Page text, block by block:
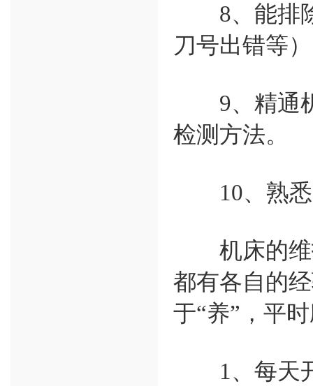
8、能排除
刀号出错等）
9、精通机
检测方法。
10、熟悉
机床的维
都有各自的
于“养”，平
1、每天开